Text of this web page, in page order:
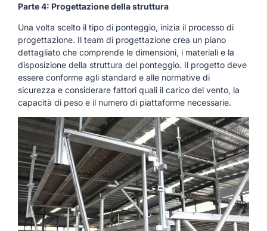
Parte 4: Progettazione della struttura
Una volta scelto il tipo di ponteggio, inizia il processo di
progettazione. Il team di progettazione crea un piano
dettagliato che comprende le dimensioni, i materiali e la
disposizione della struttura del ponteggio. Il progetto deve
essere conforme agli standard e alle normative di
sicurezza e considerare fattori quali il carico del vento, la
capacità di peso e il numero di piattaforme necessarie.